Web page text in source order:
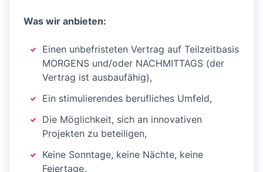
Was wir anbieten:
Einen unbefristeten Vertrag auf Teilzeitbasis
MORGENS und/oder NACHMITTAGS (der
Vertrag ist ausbaufähig),
Ein stimulierendes berufliches Umfeld,
Die Möglichkeit, sich an innovativen
Projekten zu beteiligen,
Keine Sonntage, keine Nächte, keine
Feiertage,